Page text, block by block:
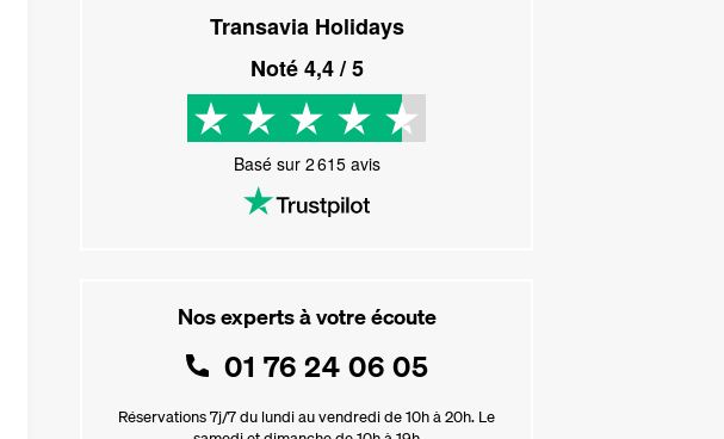
Transavia Holidays
Noté4,4/ 5
Basé sur 2 615avis
Nos experts à votre écoute
01 76 24 06 05
Réservations 7j/7 du lundi au vendredi de 10h à 20h. Le